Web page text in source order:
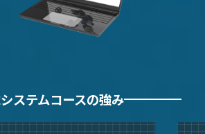
ステムコースの強み